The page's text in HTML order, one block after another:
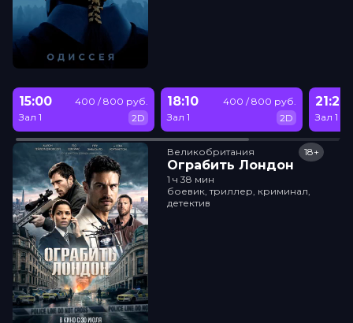
15:00
Зал 1
400 / 800 руб.
2D
18:10
Зал 1
400 / 800 руб.
2D
21:20
Зал 1
Великобритания
Ограбить Лондон
18+
1 ч 38 мин
боевик, триллер, криминал,
детектив